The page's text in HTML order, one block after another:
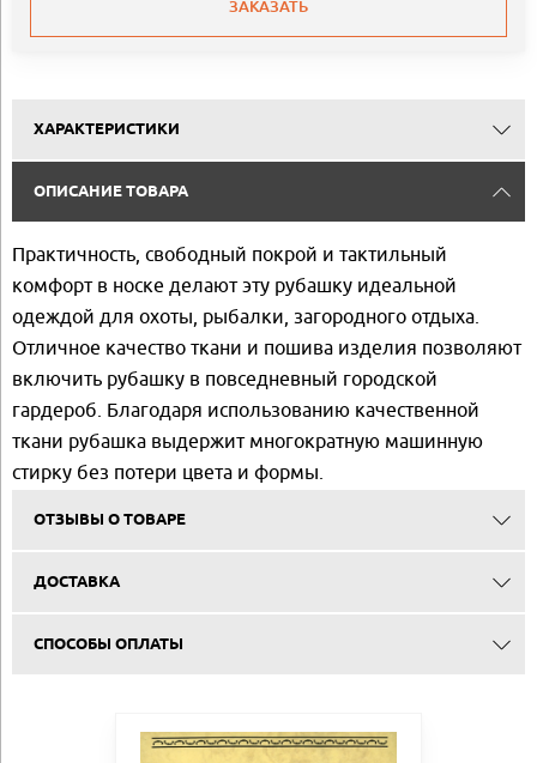
ЗАКАЗАТЬ
ХАРАКТЕРИСТИКИ
ОПИСАНИЕ ТОВАРА
Практичность, свободный покрой и тактильный
комфорт в носке делают эту рубашку идеальной
одеждой для охоты, рыбалки, загородного отдыха.
Отличное качество ткани и пошива изделия позволяют
включить рубашку в повседневный городской
гардероб. Благодаря использованию качественной
ткани рубашка выдержит многократную машинную
стирку без потери цвета и формы.
ОТЗЫВЫ О ТОВАРЕ
ДОСТАВКА
СПОСОБЫ ОПЛАТЫ